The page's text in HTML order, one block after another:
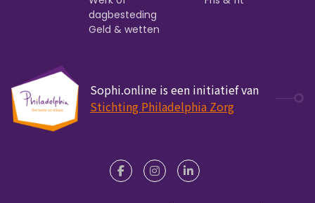
dagbesteding
Geld & wetten
Sophi.online is een initiatief van
Stichting Philadelphia Zorg